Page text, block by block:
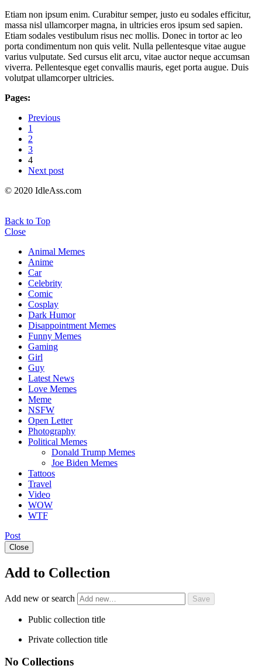
Etiam non ipsum enim. Curabitur semper, justo eu sodales efficitur,
massa nisl ullamcorper magna, in ultricies eros ipsum sed sapien.
Etiam sodales vestibulum risus nec mollis. Donec in tortor ac leo
porta condimentum non quis velit. Nulla pellentesque vitae augue
varius vulputate. Sed cursus elit arcu, vitae auctor neque accumsan
viverra. Pellentesque eget convallis mauris, eget porta augue. Duis
volutpat ullamcorper ultricies.
Pages:
Previous
1
2
3
4
Next post
© 2020 IdleAss.com
Back to Top
Close
Animal Memes
Anime
Car
Celebrity
Comic
Cosplay
Dark Humor
Disappointment Memes
Funny Memes
Gaming
Girl
Guy
Latest News
Love Memes
Meme
NSFW
Open Letter
Photography
Political Memes
Donald Trump Memes
Joe Biden Memes
Tattoos
Travel
Video
WOW
WTF
Post
Close
Add to Collection
Add new or search
Public collection title
Private collection title
No Collections